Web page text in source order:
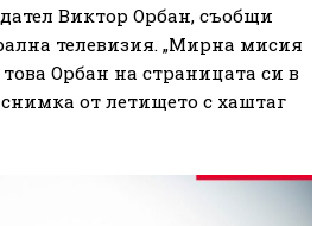
Виктор Орбан, съобщи
телевизия. „Мирна мисия
това Орбан на страницата си в
от летището с хаштаг